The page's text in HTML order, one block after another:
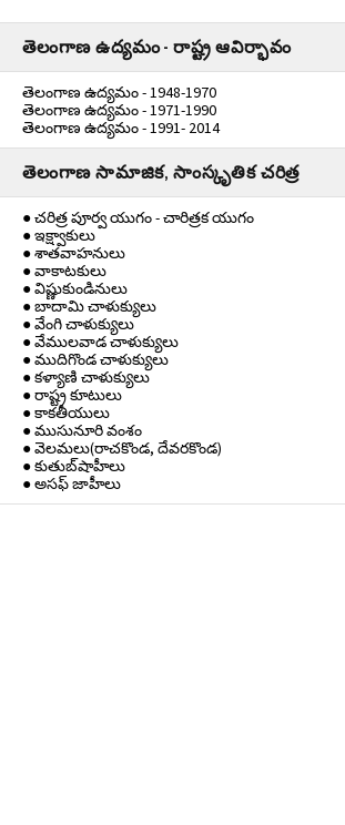
తెలంగాణ ఉద్యమం - రాష్ట్ర ఆవిర్భావం
తెలంగాణ ఉద్యమం - 1948-1970
తెలంగాణ ఉద్యమం - 1971-1990
తెలంగాణ ఉద్యమం - 1991- 2014
తెలంగాణ సామాజిక, సాంస్కృతిక చరిత్ర
● చరిత్ర పూర్వ యుగం - చారిత్రక యుగం
● ఇక్ష్వాకులు
● శాతవాహనులు
● వాకాటకులు
● విష్ణుకుండినులు
● బాదామి చాళుక్యులు
● వేంగి చాళుక్యులు
● వేములవాడ చాళుక్యులు
● ముదిగొండ చాళుక్యులు
● కళ్యాణి చాళుక్యులు
● రాష్ట్ర కూటులు
● కాకతీయులు
● ముసునూరి వంశం
● వెలమలు(రాచకొండ, దేవరకొండ)
● కుతుబ్‌షాహీలు
● అసఫ్ జాహీలు